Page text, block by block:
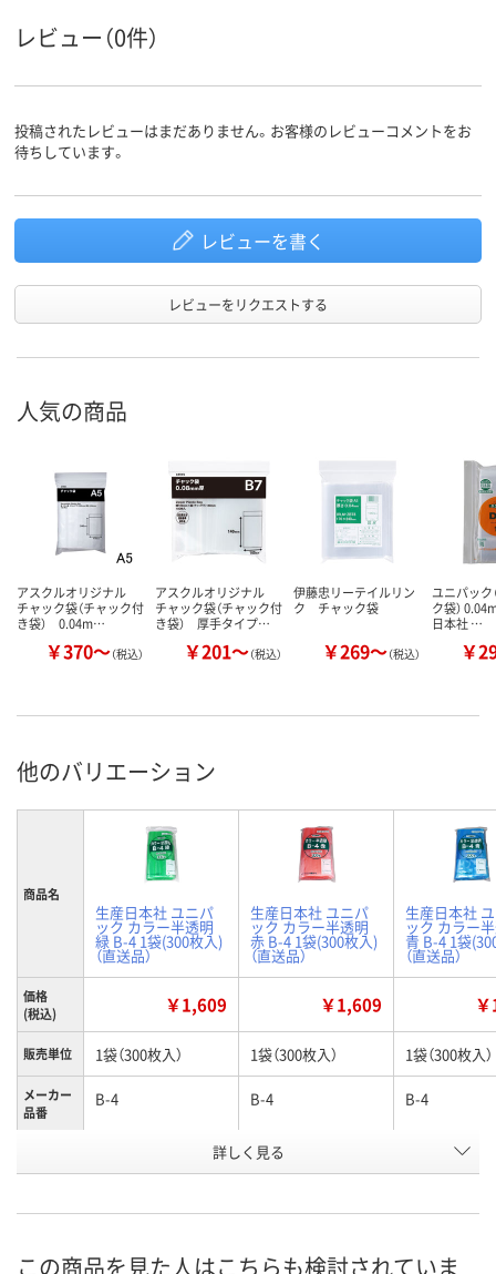
ループ
し）
し）
LDPE（ツルツルタイ
プ）
ポリエチレン、
LDPE（ツルツルタイ
プ）
ポリエチレン
LDPE（ツル
プ）
アスクル
25
レビュー（0件）
投稿されたレビューはまだありません。お客様のレビューコメントをお
待ちしています。
レビューを書く
レビューをリクエストする
人気の商品
アスクルオリジナル
チャック袋（チャック付
き袋） 0.04m…
￥370～（税込）
アスクルオリジナル
チャック袋（チャック付
き袋） 厚手タイプ…
￥201～（税込）
伊藤忠リーテイルリン
ク チャック袋
￥269～（税込）
ユニパック
ク袋）
日本社 …
￥
他のバリエーション
商品名
生産日本社 ユニパ
ック カラー半透明
緑 B-4 1袋(300枚入)
（直送品）
生産日本社 ユニパ
ック カラー半透明
赤 B-4 1袋(300枚入)
（直送品）
生産日本社
ック カラー
青 B-4 1袋
（直送品）
価格
(税込)
￥1,609 ￥1,609
販売単位 1袋（300枚入） 1袋（300枚入） 1袋（300枚入）
メーカー
品番
B-4 B-4 B-4
赤
号
詳しく見る
この商品を見た人はこちらも検討されていま